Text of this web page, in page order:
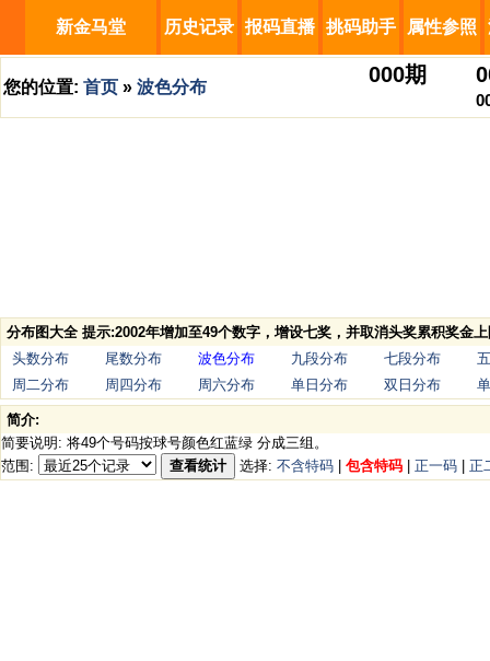
新金马堂 历史记录 报码直播 挑码助手 属性参照
您的位置: 首页 » 波色分布
000期
分布图大全 提示:2002年增加至49个数字，增设七奖，并取消头奖累积奖金
头数分布
尾数分布 波色分布 九段分布 七段分布
周二分布
周四分布 周六分布 单日分布 双日分布
简介:
简要说明: 将49个号码按球号颜色红蓝绿 分成三组。
范围:
查看统计 选择: 不含特码 包含特码 正一码 正